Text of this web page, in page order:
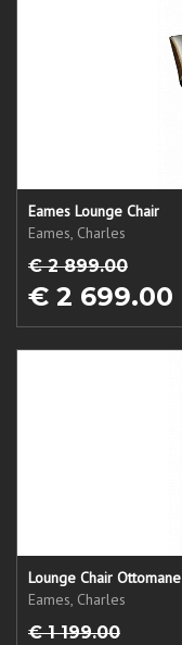
Eames Lounge Chair
Eames, Charles
€ 2 899.00
€ 2 699.00
Lounge Chair Ottomane
Eames, Charles
€ 1 199.00